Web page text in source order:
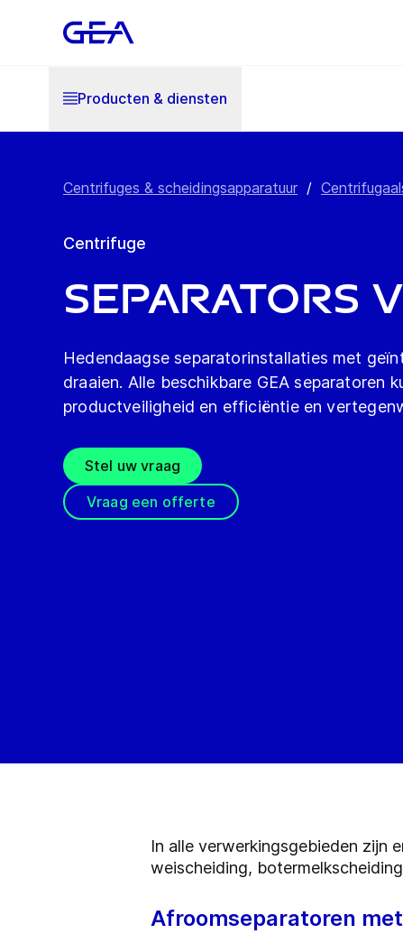
Producten & diensten
Centrifuges & scheidingsapparatuur /
Centrifuge
Separators
Hedendaagse separatorinstallaties met
draaien. Alle beschikbare GEA separatoren
productveiligheid en efficiëntie en
Stel uw vraag
Vraag een offerte
In alle verwerkingsgebieden zijn
weischeiding,
Afroomseparatoren